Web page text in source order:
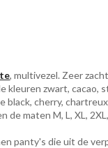
, multivezel. Zeer
kleuren zwart, cacao,
black, cherry,
de maten M, L, XL,
panty's die uit de